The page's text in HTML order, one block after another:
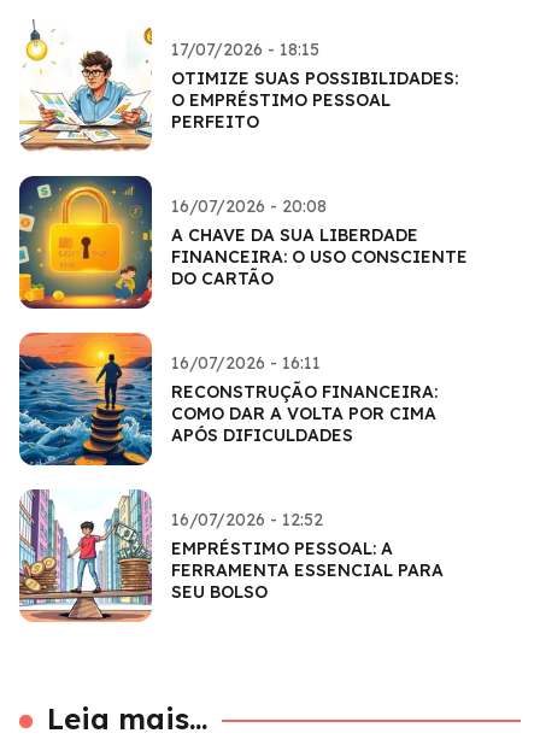
17/07/2026 - 18:15
OTIMIZE SUAS POSSIBILIDADES:
O EMPRÉSTIMO PESSOAL
PERFEITO
16/07/2026 - 20:08
A CHAVE DA SUA LIBERDADE
FINANCEIRA: O USO CONSCIENTE
DO CARTÃO
16/07/2026 - 16:11
RECONSTRUÇÃO FINANCEIRA:
COMO DAR A VOLTA POR CIMA
APÓS DIFICULDADES
16/07/2026 - 12:52
EMPRÉSTIMO PESSOAL: A
FERRAMENTA ESSENCIAL PARA
SEU BOLSO
Leia mais...